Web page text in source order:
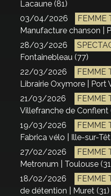
Lacaune (81)
03/04/2026
FEMME
Manufacture chanson |
28/03/2026
Fontainebleau (77)
22/03/2026
FEMME
Librairie Oxymore | Port
21/03/2026
FEMME
Villefranche de Conflent
19/03/2026
FEMME
Fabrica vélo | Ille-sur-
27/02/2026
FEMME
Metronum | Toulouse
18/02/2026
FEMME
de détention | Muret (31)